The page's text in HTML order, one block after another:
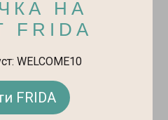
За нас
ПОМОШ
НА
FRIDA
WELCOME10
FRIDA